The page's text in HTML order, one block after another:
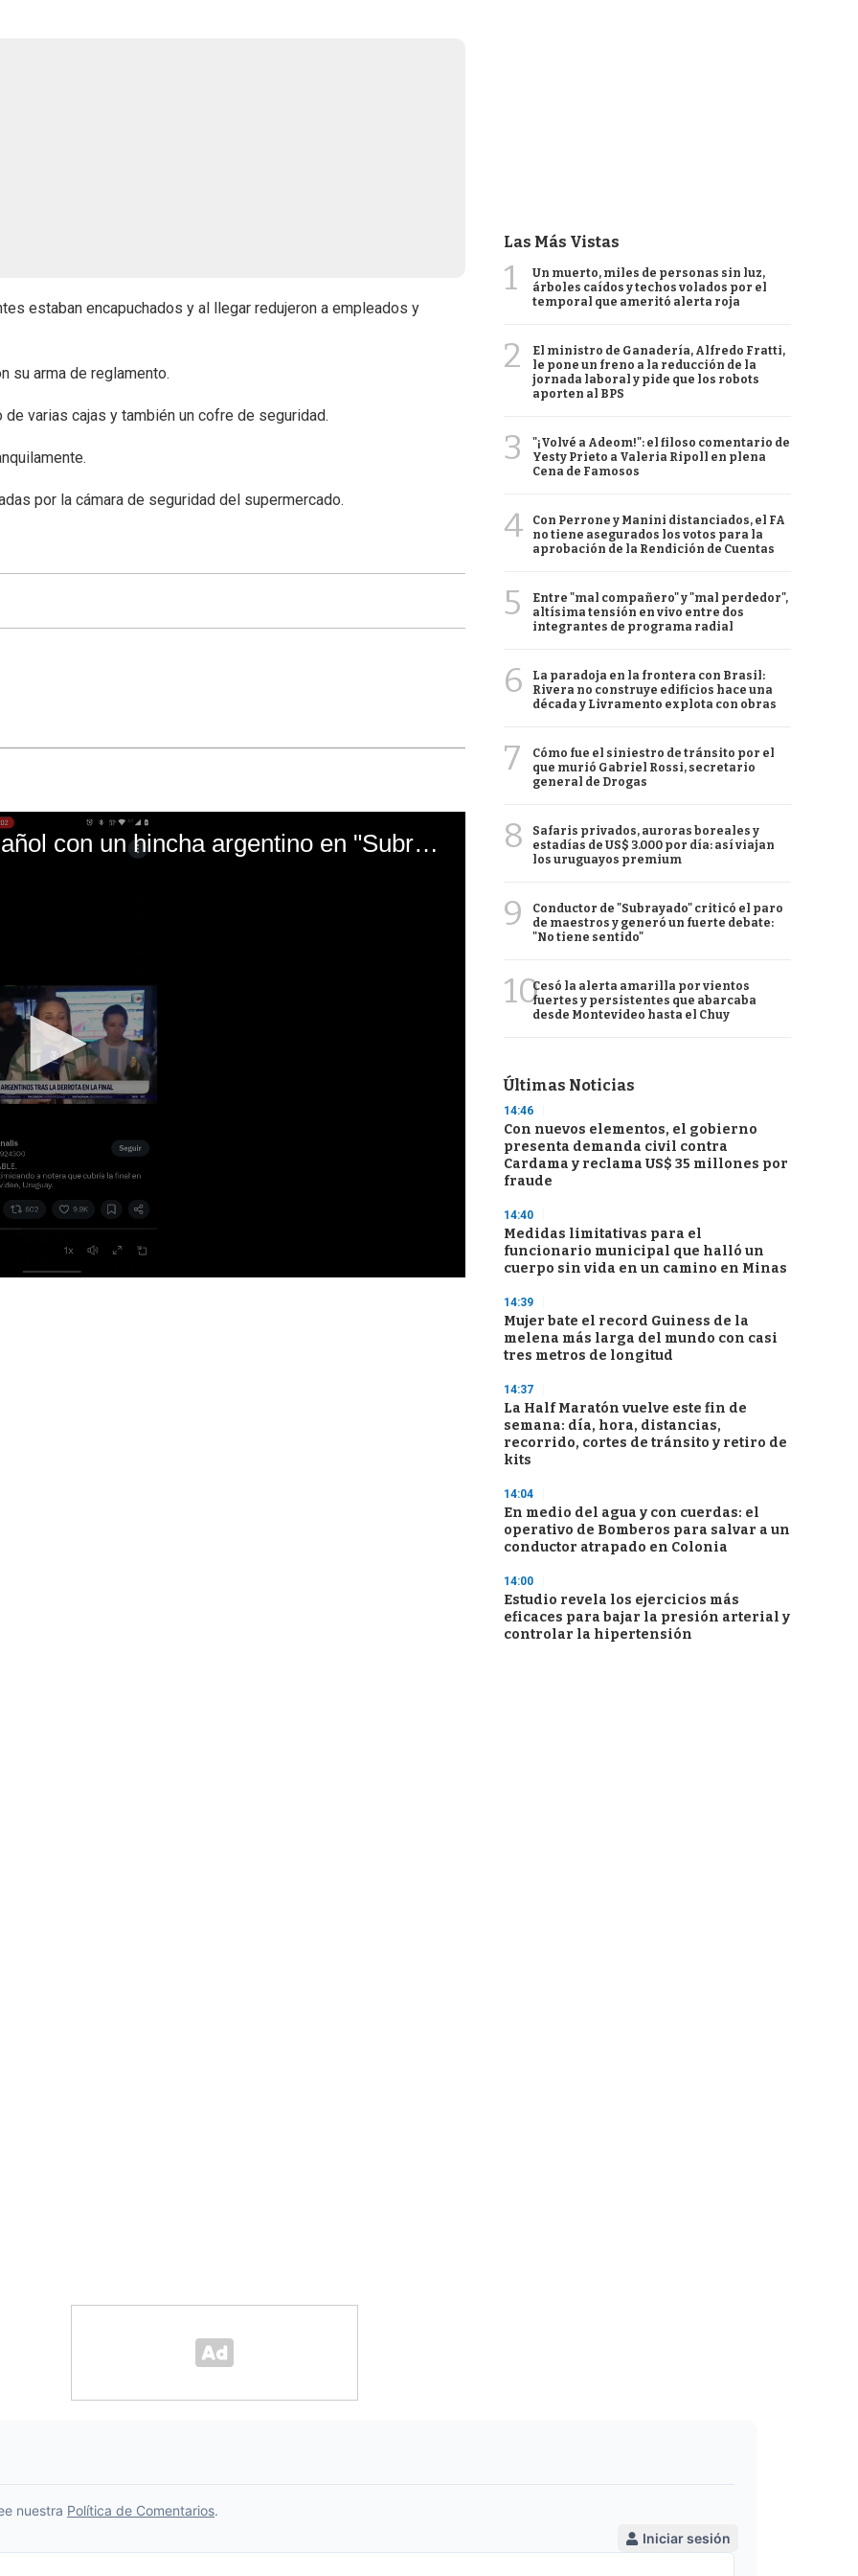
estaban encapuchados y al llegar redujeron a empleados y
su arma de reglamento.
varias cajas y también un cofre de seguridad.
por la cámara de seguridad del supermercado.
El mal momento de Yanina Gasañol con un hincha argentino en "Subrayado"
Las Más Vistas
1
Un muerto, miles de personas sin luz,
árboles caídos y techos volados por el
temporal que ameritó alerta roja
2
El ministro de Ganadería, Alfredo Fratti,
le pone un freno a la reducción de la
jornada laboral y pide que los robots
aporten al BPS
3
"¡Volvé a Adeom!": el filoso comentario de
Yesty Prieto a Valeria Ripoll en plena
Cena de Famosos
4
Con Perrone y Manini distanciados, el FA
no tiene asegurados los votos para la
aprobación de la Rendición de Cuentas
5
Entre "mal compañero" y "mal perdedor",
altísima tensión en vivo entre dos
integrantes de programa radial
6
La paradoja en la frontera con Brasil:
Rivera no construye edificios hace una
década y Livramento explota con obras
7
Cómo fue el siniestro de tránsito por el
que murió Gabriel Rossi, secretario
general de Drogas
8
Safaris privados, auroras boreales y
estadías de US$ 3.000 por día: así viajan
los uruguayos premium
9
Conductor de "Subrayado" criticó el paro
de maestros y generó un fuerte debate:
"No tiene sentido"
10Cesó la alerta amarilla por vientos
fuertes y persistentes que abarcaba
desde Montevideo hasta el Chuy
Últimas Noticias
14:46
Con nuevos elementos, el gobierno
presenta demanda civil contra
Cardama y reclama US$ 35 millones por
fraude
14:40
Medidas limitativas para el
funcionario municipal que halló un
cuerpo sin vida en un camino en Minas
14:39
Mujer bate el record Guiness de la
melena más larga del mundo con casi
tres metros de longitud
14:37
La Half Maratón vuelve este fin de
semana: día, hora, distancias,
recorrido, cortes de tránsito y retiro de
kits
14:04
En medio del agua y con cuerdas: el
operativo de Bomberos para salvar a un
conductor atrapado en Colonia
14:00
Estudio revela los ejercicios más
eficaces para bajar la presión arterial y
controlar la hipertensión